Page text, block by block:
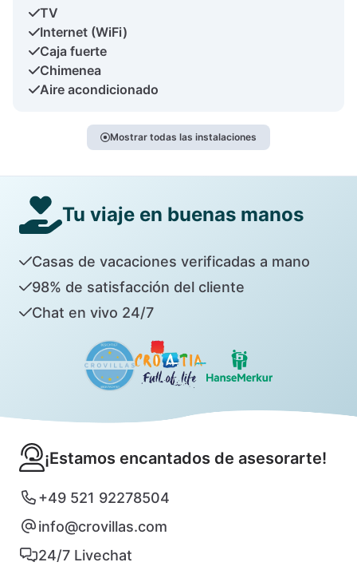
TV
Internet (WiFi)
Caja fuerte
Chimenea
Aire acondicionado
Mostrar todas las instalaciones
Tu viaje en buenas manos
Casas de vacaciones verificadas a mano
98% de satisfacción del cliente
Chat en vivo 24/7
¡Estamos encantados de asesorarte!
+49 521 92278504
info@crovillas.com
24/7 Livechat